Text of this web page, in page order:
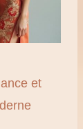
et